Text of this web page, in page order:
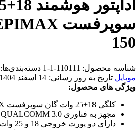
150
شناسه محصول: 110111-1-1 دسته‌بندی‌ها:
موبایل تاریخ به روز رسانی: 14 اسفند 1404
ویژگی های محصول:
کلگی 18+25 وات گان سوپرفست EPIMAX مدل EU-150
مجهز به فناوری QUALCOMM 3.0
دارای دو پورت خروجی 18 و 25 وات